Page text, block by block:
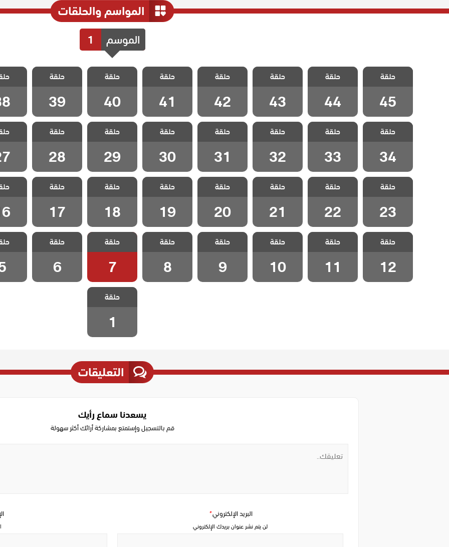
المواسم والحلقات
الموسم 1
مسلسل حبات
اللؤلؤ الحلقة
45
حلقة
45
مسلسل حبات
اللؤلؤ الحلقة
44
حلقة
44
مسلسل حبات
اللؤلؤ الحلقة
43
حلقة
43
مسلسل حبات
اللؤلؤ الحلقة
42
حلقة
42
مسلسل حبات
اللؤلؤ الحلقة
41
حلقة
41
مسلسل حبات
اللؤلؤ الحلقة
40
حلقة
40
مسلسل حبات
اللؤلؤ الحلقة
39
حلقة
39
مسلسل حبات
اللؤلؤ الحلقة
34
حلقة
34
مسلسل حبات
اللؤلؤ الحلقة
33
حلقة
33
مسلسل حبات
اللؤلؤ الحلقة
32
حلقة
32
مسلسل حبات
اللؤلؤ الحلقة
31
حلقة
31
مسلسل حبات
اللؤلؤ الحلقة
30
حلقة
30
مسلسل حبات
اللؤلؤ الحلقة
29
حلقة
29
مسلسل حبات
اللؤلؤ الحلقة
28
حلقة
28
مسلسل حبات
اللؤلؤ الحلقة
23
حلقة
23
مسلسل حبات
اللؤلؤ الحلقة
22
حلقة
22
مسلسل حبات
اللؤلؤ الحلقة
21
حلقة
21
مسلسل حبات
اللؤلؤ الحلقة
20
حلقة
20
مسلسل حبات
اللؤلؤ الحلقة
19
حلقة
19
مسلسل حبات
اللؤلؤ الحلقة
18
حلقة
18
مسلسل حبات
اللؤلؤ الحلقة
17
حلقة
17
مسلسل حبات
اللؤلؤ الحلقة
12
حلقة
12
مسلسل حبات
اللؤلؤ الحلقة
11
حلقة
11
مسلسل حبات
اللؤلؤ الحلقة
10
حلقة
10
مسلسل حبات
اللؤلؤ الحلقة 9
حلقة
9
مسلسل حبات
اللؤلؤ الحلقة 8
حلقة
8
مسلسل حبات
اللؤلؤ الحلقة 7
حلقة
7
مسلسل حبات
اللؤلؤ الحلقة 6
حلقة
6
اللؤلؤ
مسلسل حبات
اللؤلؤ الحلقة 1
حلقة
1
التعليقات
يسعدنا سماع رأيك
قم بالتسجيل وإستمتع بمشاركة أرائك أكثر سهولة
البريد الإلكتروني*
لن يتم نشر عنوان بريدك الإلكتروني